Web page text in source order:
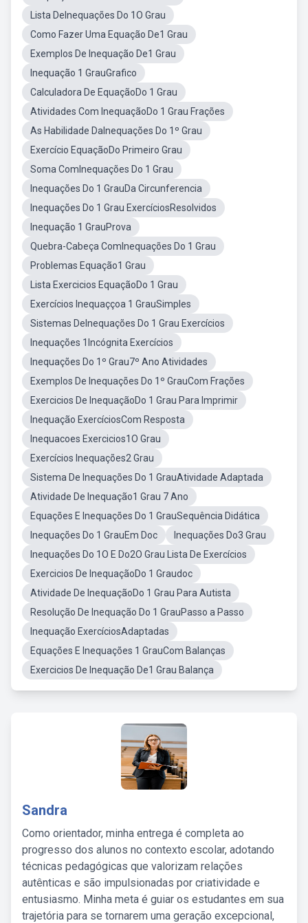
Lista DeInequações Do 1O Grau
Como Fazer Uma Equação De1 Grau
Exemplos De Inequação De1 Grau
Inequação 1 GrauGrafico
Calculadora De EquaçãoDo 1 Grau
Atividades Com InequaçãoDo 1 Grau Frações
As Habilidade DaInequações Do 1º Grau
Exercício EquaçãoDo Primeiro Grau
Soma ComInequações Do 1 Grau
Inequações Do 1 GrauDa Circunferencia
Inequações Do 1 Grau ExercíciosResolvidos
Inequação 1 GrauProva
Quebra-Cabeça ComInequações Do 1 Grau
Problemas Equação1 Grau
Lista Exercicios EquaçãoDo 1 Grau
Exercícios Inequaççoa 1 GrauSimples
Sistemas DeInequações Do 1 Grau Exercícios
Inequações 1Incógnita Exercícios
Inequações Do 1º Grau7º Ano Atividades
Exemplos De Inequações Do 1º GrauCom Frações
Exercicios De InequaçãoDo 1 Grau Para Imprimir
Inequação ExercíciosCom Resposta
Inequacoes Exercicios1O Grau
Exercícios Inequações2 Grau
Sistema De Inequações Do 1 GrauAtividade Adaptada
Atividade De Inequação1 Grau 7 Ano
Equações E Inequações Do 1 GrauSequência Didática
Inequações Do 1 GrauEm Doc
Inequações Do3 Grau
Inequações Do 1O E Do2O Grau Lista De Exercícios
Exercicios De InequaçãoDo 1 Graudoc
Atividade De InequaçãoDo 1 Grau Para Autista
Resolução De Inequação Do 1 GrauPasso a Passo
Inequação ExercíciosAdaptadas
Equações E Inequações 1 GrauCom Balanças
Exercicios De Inequação De1 Grau Balança
Sandra
Como orientador, minha entrega é completa ao
progresso dos alunos no contexto escolar, adotando
técnicas pedagógicas que valorizam relações
autênticas e são impulsionadas por criatividade e
entusiasmo. Minha meta é guiar os estudantes em sua
trajetória para se tornarem uma geração excepcional,